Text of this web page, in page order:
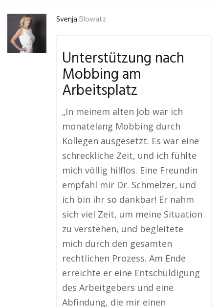
Svenja Blowatz
Unterstützung nach
Mobbing am
Arbeitsplatz
„In meinem alten Job war ich
monatelang Mobbing durch
Kollegen ausgesetzt. Es war eine
schreckliche Zeit, und ich fühlte
mich völlig hilflos. Eine Freundin
empfahl mir Dr. Schmelzer, und
ich bin ihr so dankbar! Er nahm
sich viel Zeit, um meine Situation
zu verstehen, und begleitete
mich durch den gesamten
rechtlichen Prozess. Am Ende
erreichte er eine Entschuldigung
des Arbeitgebers und eine
Abfindung, die mir einen